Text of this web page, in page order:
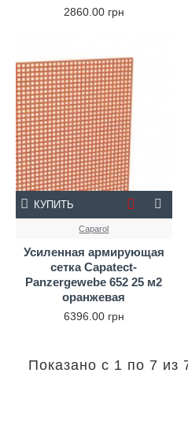
2860.00 грн
Caparol
Усиленная армирующая
сетка Capatect-
Panzergewebe 652 25 м2
оранжевая
6396.00 грн
КУПИТЬ
Показано с 1 по 7 из